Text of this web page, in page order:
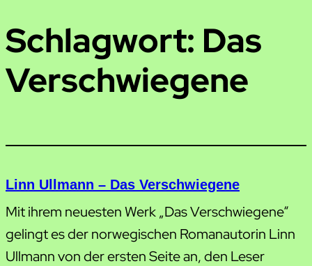
Schlagwort: Das
Verschwiegene
Linn Ullmann – Das Verschwiegene
Mit ihrem neuesten Werk „Das Verschwiegene“
gelingt es der norwegischen Romanautorin Linn
Ullmann von der ersten Seite an, den Leser